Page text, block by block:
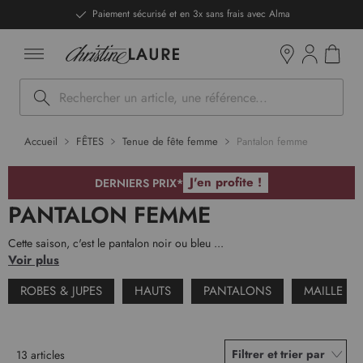
DERNIERS PRIX - Stocks limités
Rechercher
Accueil FÊTES Tenue de fête femme Pantalon femme
DERNIERS PRIX* J'en profite !
PANTALON FEMME
Cette saison, c'est le pantalon noir ou bleu ...
Voir plus
ROBES & JUPES
HAUTS PANTALONS MAILLE
13 articles Filtrer et trier par